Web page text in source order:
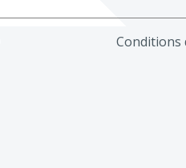
Conditions